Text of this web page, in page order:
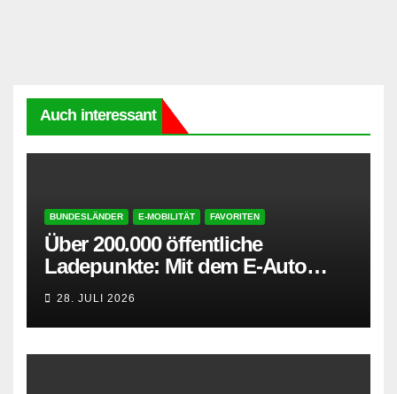
Auch interessant
BUNDESLÄNDER E-MOBILITÄT FAVORITEN
Über 200.000 öffentliche
Ladepunkte: Mit dem E-Auto
entspannt in den Sommerurlaub
28. JULI 2026